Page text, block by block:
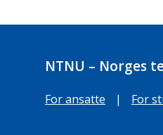
NTNU – Norges
For ansatte | For